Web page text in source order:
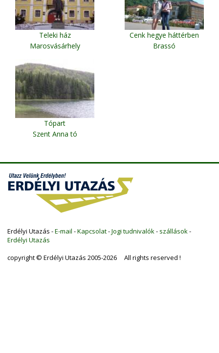
Teleki ház
Marosvásárhely
Cenk hegye háttérben
Brassó
Tópart
Szent Anna tó
Erdélyi Utazás -E-mail -Kapcsolat-Jogi tudnivalók - szállások -
Erdélyi Utazás
copyright © Erdélyi Utazás 2005-2026 All rights reserved !